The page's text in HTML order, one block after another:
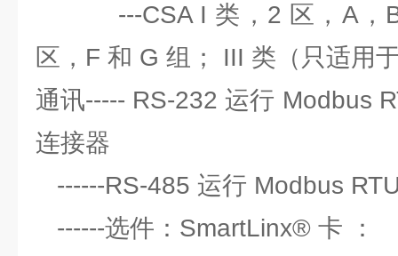
---CSA I 类，2 区，A，B
区，F 和 G 组； III 类（只适用
通讯----- RS-232 运行 Modbus
连接器
------RS-485 运行 Modbus
------选件：SmartLinx® 卡 ：